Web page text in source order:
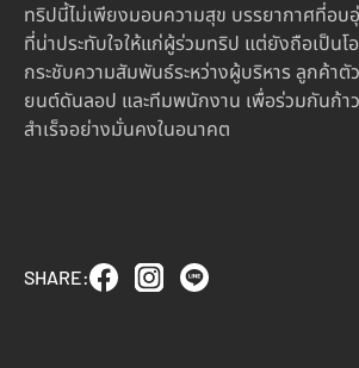
ทริปนี้ไม่เพียงมอบความสุข บรรยากาศที่อบ
ที่น่าประทับใจให้แก่ผู้ร่วมทริป แต่ยังถือเป็นโ
กระชับความสัมพันธ์ระหว่างผู้บริหาร ลูกค้า
ยนต์ดันลอป และทีมพนักงาน เพื่อร่วมกันก้าว
สำเร็จอย่างมั่นคงในอนาคต
SHARE: